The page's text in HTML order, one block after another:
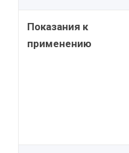
Показания к
применению